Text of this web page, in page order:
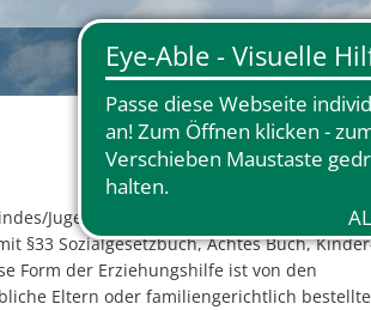
Jugendlichen gilt als Form einer Hilfe
§33 Sozialgesetzbuch, Achtes Buch,
Form der Erziehungshilfe ist von den
Eltern oder familiengerichtlich